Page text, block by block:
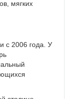
мягких
с 2006 года. У